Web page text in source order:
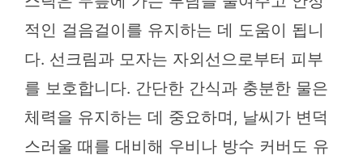
적인 걸음걸이를 유지하는 데 도움이 됩니
다. 선크림과 모자는 자외선으로부터 피부
를 보호합니다. 간단한 간식과 충분한 물은
체력을 유지하는 데 중요하며, 날씨가 변덕
스러울 때를 대비해 우비나 방수 커버도 유